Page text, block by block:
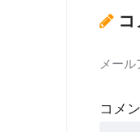
メー
コメ